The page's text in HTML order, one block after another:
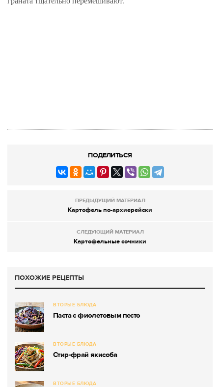
ПОДЕЛИТЬСЯ
ПРЕДЫДУЩИЙ МАТЕРИАЛ
Картофель по-архиерейски
СЛЕДУЮЩИЙ МАТЕРИАЛ
Картофельные сочники
ПОХОЖИЕ РЕЦЕПТЫ
ВТОРЫЕ БЛЮДА
Паста с фиолетовым песто
ВТОРЫЕ БЛЮДА
Стир-фрай якисоба
ВТОРЫЕ БЛЮДА